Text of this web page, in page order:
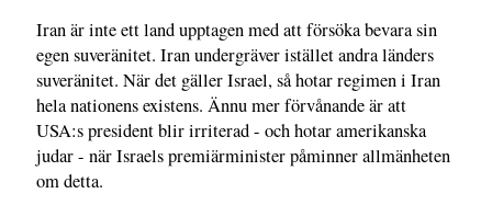
Iran är inte ett land upptagen med att försöka bevara sin
egen suveränitet. Iran undergräver istället andra länders
suveränitet. När det gäller Israel, så hotar regimen i Iran
hela nationens existens. Ännu mer förvånande är att
USA:s president blir irriterad - och hotar amerikanska
judar - när Israels premiärminister påminner allmänheten
om detta.